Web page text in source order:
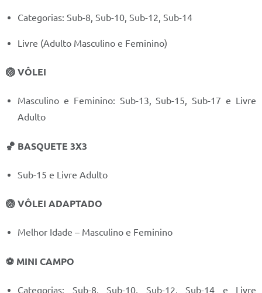
Galeria de Fotos
Carta de Serviços
Contas Públicas
Editais de Concursos
Licitações
Links
Agenda
Categorias: Sub-8, Sub-10, Sub-12, Sub-14
Livre (Adulto Masculino e Feminino)
🏐 VÔLEI
Masculino e Feminino: Sub-13, Sub-15, Sub-17 e Livre
Adulto
🏀 BASQUETE 3X3
Sub-15 e Livre Adulto
🏐 VÔLEI ADAPTADO
Melhor Idade – Masculino e Feminino
⚽ MINI CAMPO
Categorias: Sub-8, Sub-10, Sub-12, Sub-14 e Livre